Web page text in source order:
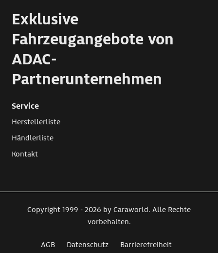
Exklusive
Fahrzeugangebote von
ADAC-
Partnerunternehmen
Service
Herstellerliste
Händlerliste
Kontakt
Copyright 1999 - 2026 by Caraworld. Alle Rechte
vorbehalten.
AGB Datenschutz Barrierefreiheit